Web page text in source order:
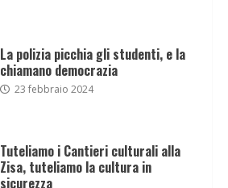
La polizia picchia gli studenti, e la
chiamano democrazia
23 febbraio 2024
Tuteliamo i Cantieri culturali alla
Zisa, tuteliamo la cultura in
sicurezza